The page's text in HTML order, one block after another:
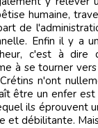
humaine,
de
Enfin il y a
c'est à dire
à se tourner
n'ont
être un enfer
ils éprouvent
et débilitante.